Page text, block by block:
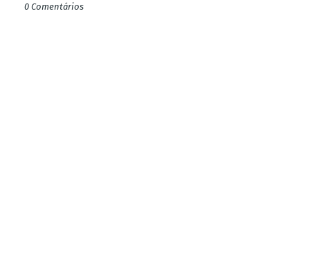
0 Comentários